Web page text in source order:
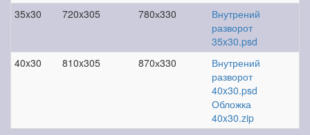
35x30
720x305 780х330
Внутрений
разворот
35x30.psd
40x30
810x305 870х330
Внутрений
разворот
40x30.psd
Обложка
40x30.zip